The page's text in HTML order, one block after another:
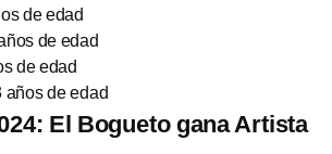
de edad
de edad
de edad
años de edad
El Bogueto gana Artista